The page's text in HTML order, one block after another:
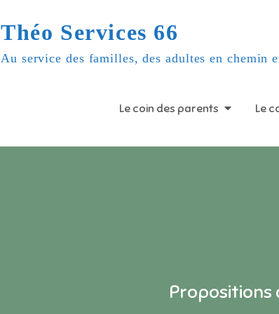
Théo Services 66
Au service des familles, des adultes en chemin
Le coin des parents Le
Propositions